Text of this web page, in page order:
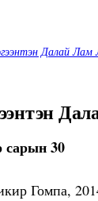
Далай Лам
сарын 30
Гомпа,